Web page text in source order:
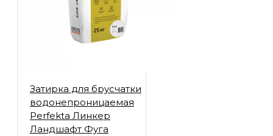
Затирка для брусчатки
водонепроницаемая
Perfekta Линкер
Ландшафт Фуга